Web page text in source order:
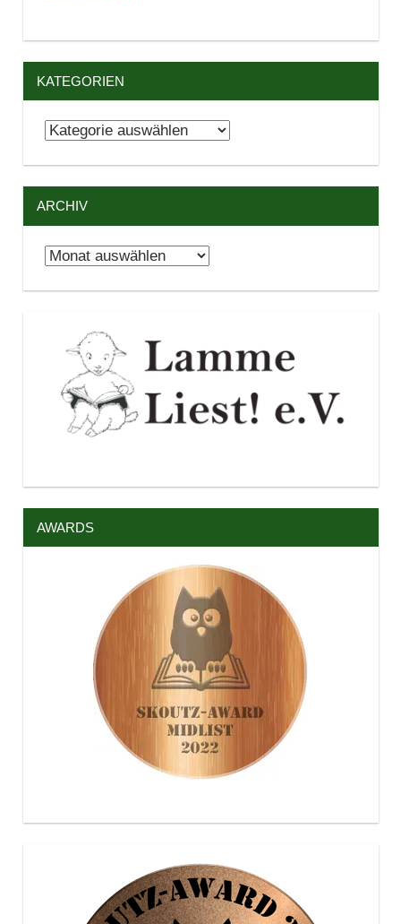
KATEGORIEN
Kategorien
ARCHIV
Archiv
AWARDS